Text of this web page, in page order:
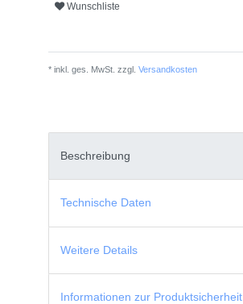
Wunschliste
* inkl. ges. MwSt. zzgl. Versandkosten
Beschreibung
Technische Daten
Weitere Details
Informationen zur Produktsicherheit